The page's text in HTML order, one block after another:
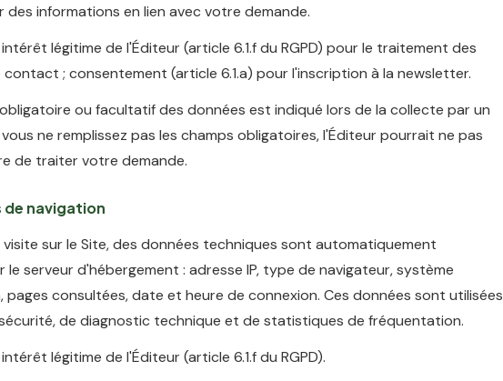
des informations en lien avec votre demande.
intérêt légitime de l'Éditeur (article 6.1.f du RGPD) pour le traitement des
; consentement (article 6.1.a) pour l'inscription à la newsletter.
ou facultatif des données est indiqué lors de la collecte par un
ne remplissez pas les champs obligatoires, l'Éditeur pourrait ne pas
de traiter votre demande.
de navigation
sur le Site, des données techniques sont automatiquement
le serveur d'hébergement : adresse IP, type de navigateur, système
pages consultées, date et heure de connexion. Ces données sont utilisées
de diagnostic technique et de statistiques de fréquentation.
intérêt légitime de l'Éditeur (article 6.1.f du RGPD).